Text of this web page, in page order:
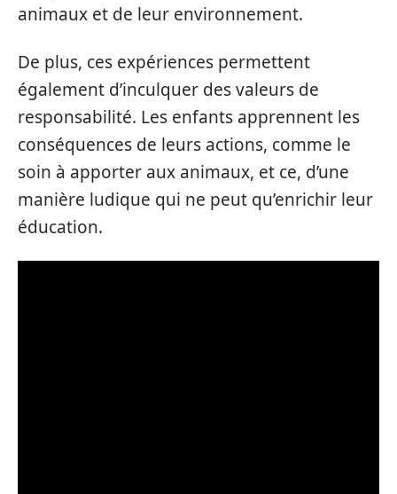
animaux et de leur environnement.
De plus, ces expériences permettent
également d’inculquer des valeurs de
responsabilité. Les enfants apprennent les
conséquences de leurs actions, comme le
soin à apporter aux animaux, et ce, d’une
manière ludique qui ne peut qu’enrichir leur
éducation.